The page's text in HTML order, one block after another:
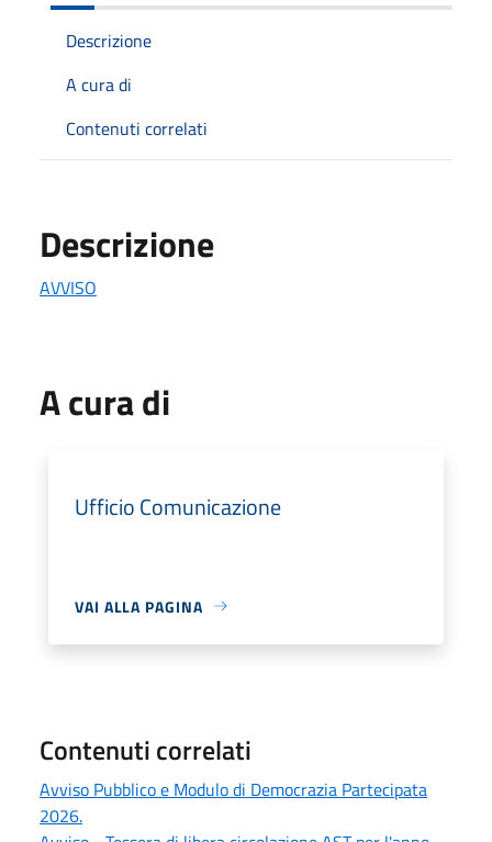
Descrizione
A cura di
Contenuti correlati
Descrizione
AVVISO
A cura di
Ufficio Comunicazione
VAI ALLA PAGINA
Contenuti correlati
Avviso Pubblico e Modulo di Democrazia Partecipata
2026.